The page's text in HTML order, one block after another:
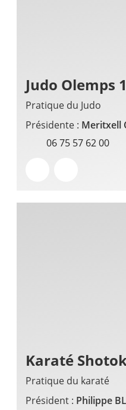
Judo Olemps
Pratique du Judo
Présidente : Meritxell
06 75 57 62 00
Karaté
Pratique du karaté
Président : Philippe